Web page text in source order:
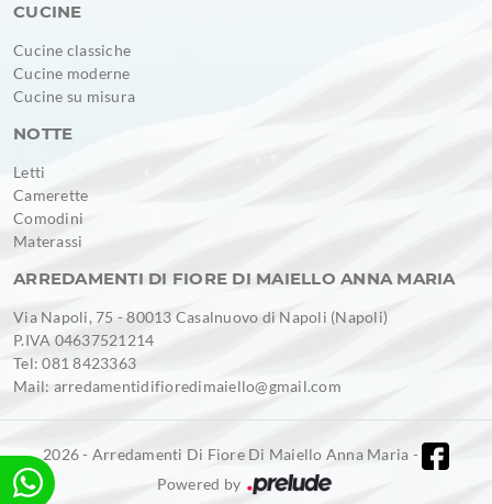
CUCINE
Cucine classiche
Cucine moderne
Cucine su misura
NOTTE
Letti
Camerette
Comodini
Materassi
ARREDAMENTI DI FIORE DI MAIELLO ANNA MARIA
Via Napoli, 75 - 80013 Casalnuovo di Napoli (Napoli)
P.IVA 04637521214
Tel: 081 8423363
Mail: arredamentidifioredimaiello@gmail.com
2026 - Arredamenti Di Fiore Di Maiello Anna Maria -
Powered by